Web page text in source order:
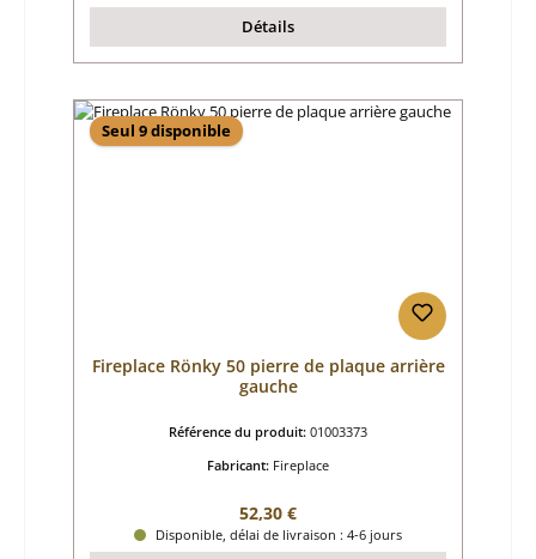
Détails
Seul 9 disponible
Fireplace Rönky 50 pierre de plaque arrière
gauche
Référence du produit: 01003373
Fabricant: Fireplace
Prix régulier :
52,30 €
Disponible, délai de livraison : 4-6 jours